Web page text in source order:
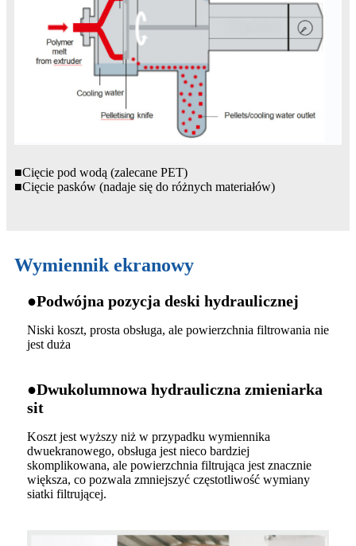
■Cięcie pod wodą (zalecane PET)
■Cięcie pasków (nadaje się do różnych materiałów)
Wymiennik ekranowy
●Podwójna pozycja deski hydraulicznej
Niski koszt, prosta obsługa, ale powierzchnia filtrowania nie
jest duża
●Dwukolumnowa hydrauliczna zmieniarka
sit
Koszt jest wyższy niż w przypadku wymiennika
dwuekranowego, obsługa jest nieco bardziej
skomplikowana, ale powierzchnia filtrująca jest znacznie
większa, co pozwala zmniejszyć częstotliwość wymiany
siatki filtrującej.